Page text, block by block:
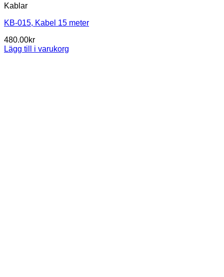
Kablar
KB-015, Kabel 15 meter
480.00kr
Lägg till i varukorg